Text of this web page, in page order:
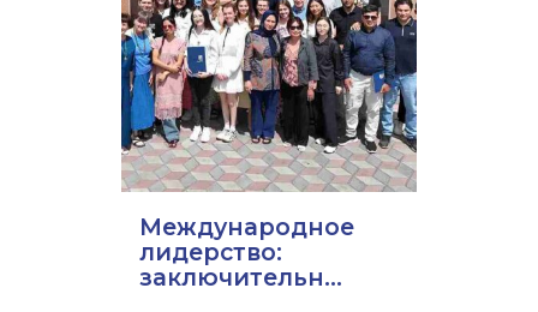
Международное
лидерство:
заключительн...